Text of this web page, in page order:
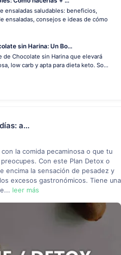
ensaladas saludables: beneficios,
ensaladas, consejos e ideas de cómo
sin Harina: Un Bo...
de Chocolate sin Harina que elevará
low carb y apta para dieta keto. So...
a...
la comida pecaminosa o que tu
Con este Plan Detox o
encima la sensación de pesadez y
excesos gastronómicos. Tiene una
leer más